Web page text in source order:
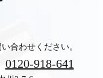
合わせください。
0120-918-641